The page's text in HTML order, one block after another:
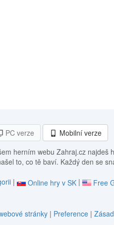
PC verze
Mobilní verze
herním webu Zahraj.cz najdeš
to, co tě baví. Každý den se
| Online hry v SK | Free
stránky | Preference |